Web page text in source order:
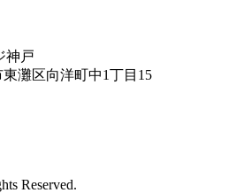
神戸
灘区向洋町中1丁目15
Reserved.